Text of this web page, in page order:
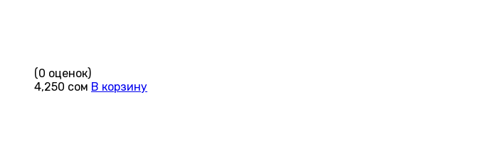
(0 оценок)
4,250 сом В корзину